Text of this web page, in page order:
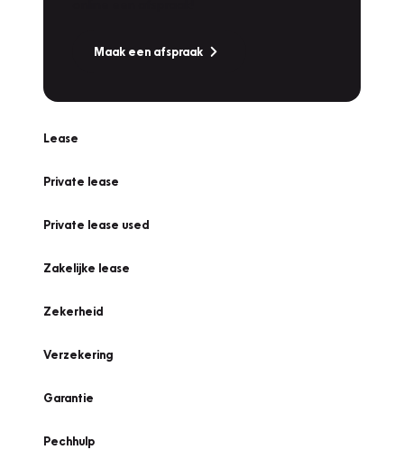
Maak een afspraak
Lease
Private lease
Private lease used
Zakelijke lease
Zekerheid
Verzekering
Garantie
Pechhulp